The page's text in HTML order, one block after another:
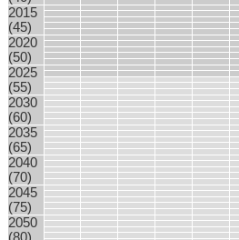
2015
(45)
2020
(50)
2025
(55)
2030
(60)
2035
(65)
2040
(70)
2045
(75)
2050
(80)